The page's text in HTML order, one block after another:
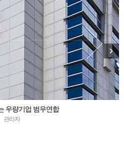
우량기업 범우연합
관리자